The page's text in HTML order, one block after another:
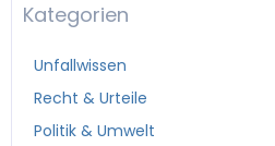
Kategorien
Unfallwissen
Recht & Urteile
Politik & Umwelt